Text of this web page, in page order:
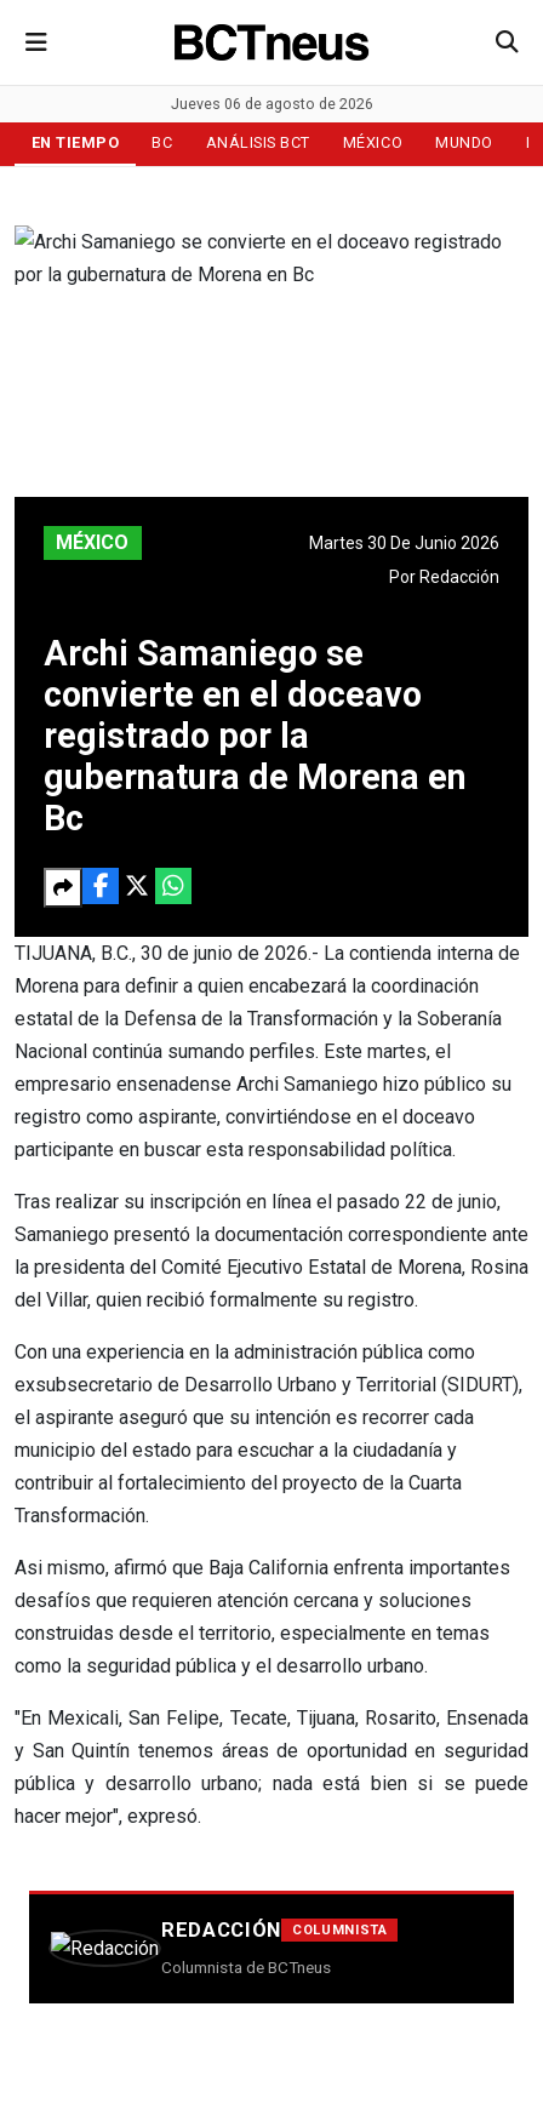
Jueves 06 de agosto de 2026
EN TIEMPO BC ANÁLISIS BCT MÉXICO MUNDO
MÉXICO
Martes 30 De Junio 2026
Por Redacción
Archi Samaniego se
convierte en el doceavo
registrado por la
gubernatura de Morena en
Bc
TIJUANA, B.C., 30 de junio de 2026.- La contienda interna de
Morena para definir a quien encabezará la coordinación
estatal de la Defensa de la Transformación y la Soberanía
Nacional continúa sumando perfiles. Este martes, el
empresario ensenadense Archi Samaniego hizo público su
registro como aspirante, convirtiéndose en el doceavo
participante en buscar esta responsabilidad política.
Tras realizar su inscripción en línea el pasado 22 de junio,
Samaniego presentó la documentación correspondiente ante
la presidenta del Comité Ejecutivo Estatal de Morena, Rosina
del Villar, quien recibió formalmente su registro.
Con una experiencia en la administración pública como
exsubsecretario de Desarrollo Urbano y Territorial (SIDURT),
el aspirante aseguró que su intención es recorrer cada
municipio del estado para escuchar a la ciudadanía y
contribuir al fortalecimiento del proyecto de la Cuarta
Transformación.
Asi mismo, afirmó que Baja California enfrenta importantes
desafíos que requieren atención cercana y soluciones
construidas desde el territorio, especialmente en temas
como la seguridad pública y el desarrollo urbano.
"En Mexicali, San Felipe, Tecate, Tijuana, Rosarito, Ensenada
y San Quintín tenemos áreas de oportunidad en seguridad
pública y desarrollo urbano; nada está bien si se puede
hacer mejor", expresó.
REDACCIÓN COLUMNISTA
Columnista de BCTneus